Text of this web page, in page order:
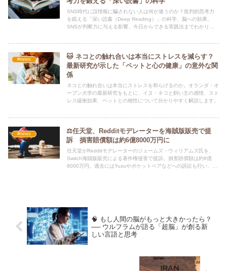
SNS時代に誤情報に騙されない人は何が違うのか？批判的思考力
を鍛える「深い読書（Deep Reading）」の科学、脳への効果、
SNSが判断力に与える影響、今日からできる実践法までわかりや
#news
🐱 ネコとの触れ合いは本当にストレスを減らす？
最新研究が示した「ペットと心の健康」の意外な関
係
ネコとの触れ合いは本当にストレスを和らげるのか。オランダ・オ
ープン大学の最新研究をもとに、イヌ・ネコと飼い主の感情、スト
レス緩衝効果、ペットとの相性について分かりやすく解説します。
#news
⚖️任天堂、Redditモデレーターを海賊版販売で提
訴 損害賠償額は約6億8000万円に
任天堂がRedditモデレーターのジェームズ・ウィリアムズ氏を、
Switch海賊版販売による著作権侵害で提訴。損害賠償額は約6億
8000万円。過去にはYuzuやポケットペアなどへの訴訟も行い、任
🧠 もし人間の脳がもっと大きかったら？
── ウルフラムが語る「超脳」が創る新
しい言語と思考